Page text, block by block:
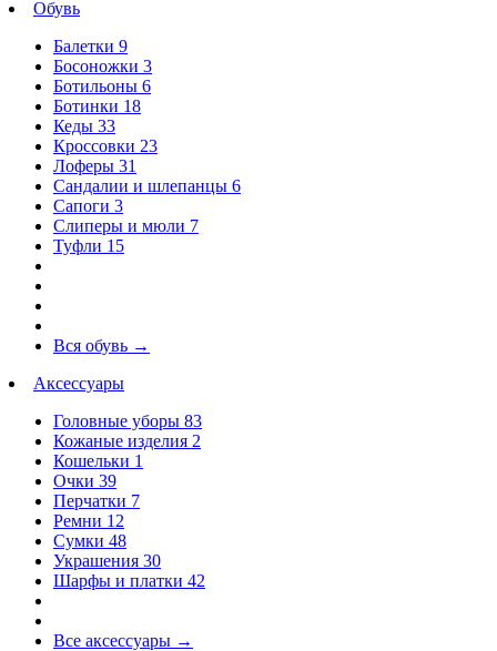
Обувь
Балетки 9
Босоножки 3
Ботильоны 6
Ботинки 18
Кеды 33
Кроссовки 23
Лоферы 31
Сандалии и шлепанцы 6
Сапоги 3
Слиперы и мюли 7
Туфли 15
Вся обувь →
Аксессуары
Головные уборы 83
Кожаные изделия 2
Кошельки 1
Очки 39
Перчатки 7
Ремни 12
Сумки 48
Украшения 30
Шарфы и платки 42
Все аксессуары →